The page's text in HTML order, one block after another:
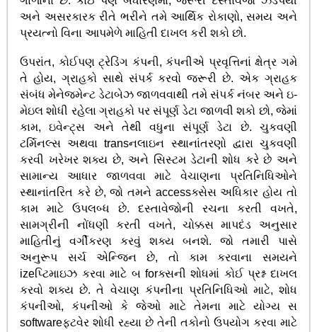
અને અસરકારક રીતે ભરીને તમે આર્થિક રોકાણો, સમય અને
પ્રયત્નો વિના આપમેળે માહિતી દાખલ કરી શકો છો.
ઉપરાંત, કોઈપણ ટ્રેડિંગ કંપની, કંપનીએ પ્રવૃત્તિનાં ક્ષેત્ર ગમે
તે હોય, ગ્રાહકો સાથે સંપર્ક કરવો જરૂરી છે. એક ગ્રાહક
સંબંધ મેનેજમેન્ટ ડેટાબેઝ જાળવવાથી તમે સંપર્ક નંબર અને ઇ-
મેઇલ શોધી રહેલા ગ્રાહકો પર સંપૂર્ણ ડેટા જાળવી શકો છો, જેમાં
કામ, ઇવેન્ટ્સ અને તેથી વધુના સંપૂર્ણ ડેટા છે. ચુકવણી
ટર્મિનલ્સ અથવા transનલાઇન સ્થાનાંતરણો દ્વારા ચુકવણી
કરવી ખરેખર શક્ય છે, અને સિસ્ટમ ડેટાની શોધ કરે છે અને
સામાન્ય આધાર જાળવવા માટે વેચાણના પ્રતિનિધિઓને
સ્થાનાંતરિત કરે છે, જો તમને accessક્સેસ અધિકાર હોય તો
કામ માટે ઉપલબ્ધ છે. દસ્તાવેજોની રચના કરતી વખતે,
સામગ્રીની નોંધણી કરતી વખતે, ચોક્કસ માપદંડ અનુસાર
માહિતીનું વર્ગીકરણ કરવું શક્ય બનશે. જો તમારી પાસે
અનુરૂપ સર્ચ એન્જિન છે, તો કામ કરવાના સમયને
izeપ્ટિમાઇઝ કરવા માટે બ forક્સની શોધમાં કોઈ પ્રશ્ન દાખલ
કરવો શક્ય છે. તે વેચાણ કંપનીના પ્રતિનિધિઓ માટે, શોધ
કંપનીઓ, કંપનીઓ કે જેઓ માટે તેમના માટે યોગ્ય સ
softwareફ્ટવેર શોધી રહ્યા છે તેની તકોનો ઉપયોગ કરવા માટે